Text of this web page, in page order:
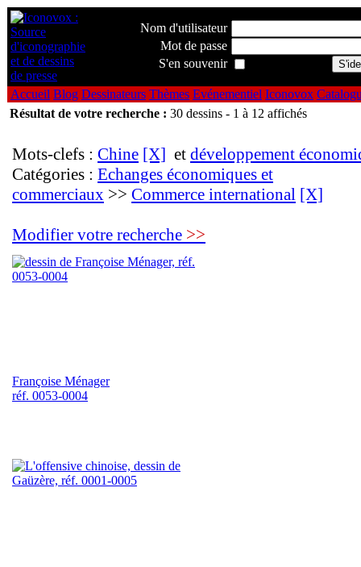
Nom d'utilisateur
Mot de passe
S'en souvenir
Accueil Blog Dessinateurs Thèmes Evénementiel Iconovox
Résultat de votre recherche : 30 dessins - 1 à 12 affichés
Mots-clefs : Chine [X] et développement
Catégories : Echanges économiques et
commerciaux >> Commerce international [X]
Modifier votre recherche >>
Françoise Ménager
réf. 0053-0004